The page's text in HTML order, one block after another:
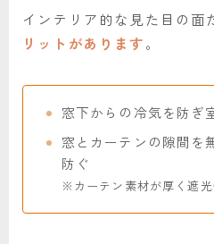
インテリア的な見た目の面
リットがあります。
窓下からの冷気を防ぎ
窓とカーテンの隙間を
防ぐ
※カーテン素材が厚く遮